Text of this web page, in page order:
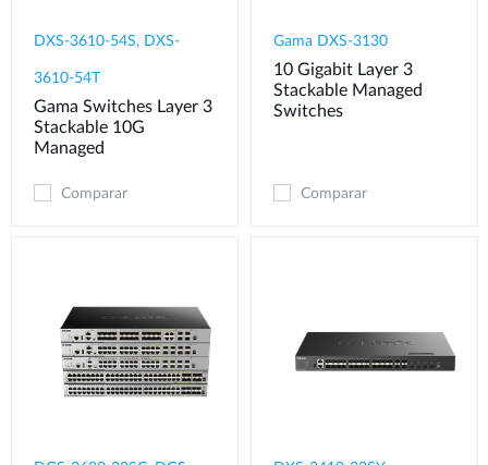
DXS-3610-54S, DXS-
3610-54T
Gama Switches Layer 3
Stackable 10G
Managed
Comparar
Gama DXS-3130
10 Gigabit Layer 3
Stackable Managed
Switches
Comparar